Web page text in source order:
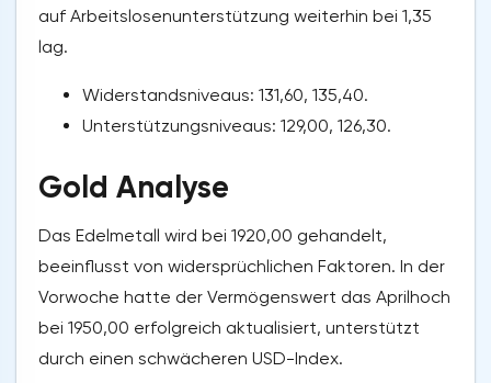
auf Arbeitslosenunterstützung weiterhin bei 1,35
lag.
Widerstandsniveaus: 131,60, 135,40.
Unterstützungsniveaus: 129,00, 126,30.
Gold Analyse
Das Edelmetall wird bei 1920,00 gehandelt,
beeinflusst von widersprüchlichen Faktoren. In der
Vorwoche hatte der Vermögenswert das Aprilhoch
bei 1950,00 erfolgreich aktualisiert, unterstützt
durch einen schwächeren USD-Index.